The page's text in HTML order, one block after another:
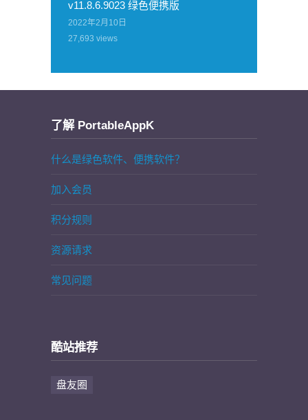
v11.8.6.9023 绿色便携版
2022年2月10日
27,693 views
了解 PortableAppK
什么是绿色软件、便携软件？
加入会员
积分规则
资源请求
常见问题
酷站推荐
盘友圈